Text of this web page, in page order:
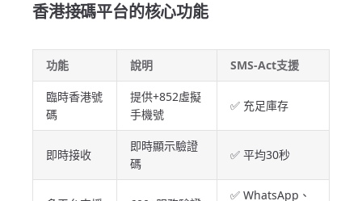
香港接碼平台的核心功能
功能 說明 SMS-Act支援
臨時香港號
碼
提供+852虛擬
手機號
✅ 充足庫存
即時接收
即時顯示驗證
碼
✅ 平均30秒
✅ WhatsApp、